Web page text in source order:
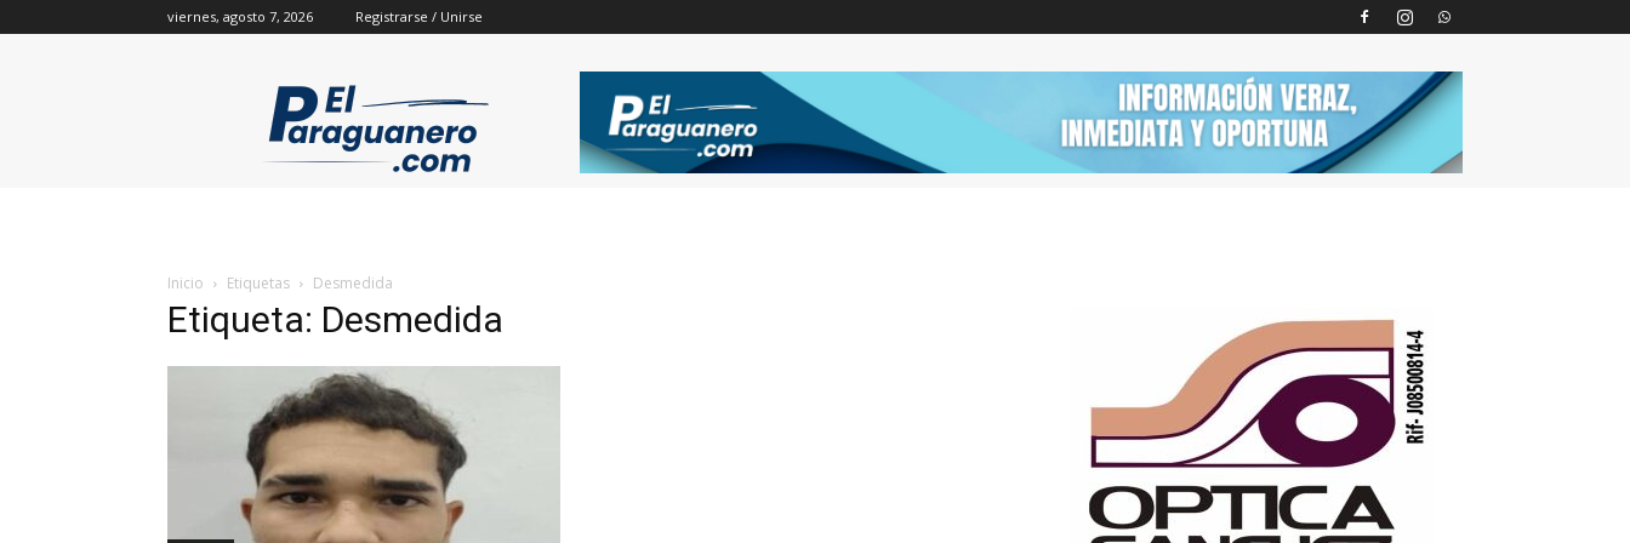
viernes, agosto 7, 2026 Registrarse / Unirse
Inicio Etiquetas Desmedida
Etiqueta: Desmedida